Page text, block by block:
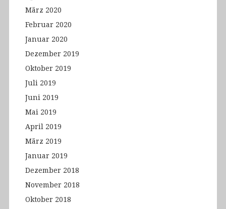
März 2020
Februar 2020
Januar 2020
Dezember 2019
Oktober 2019
Juli 2019
Juni 2019
Mai 2019
April 2019
März 2019
Januar 2019
Dezember 2018
November 2018
Oktober 2018